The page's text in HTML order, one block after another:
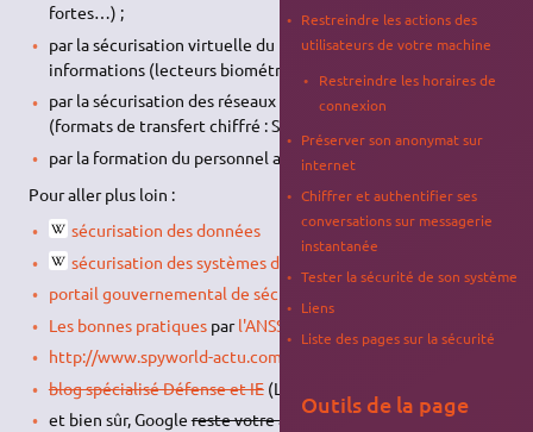
fortes…) ;
par la sécurisation virtuelle du matériel, des données et
informations (lecteurs biométriques, disques chiffrés…) ;
par la sécurisation des réseaux et des communications
(formats de transfert chiffré : SSH…) ;
par la formation du personnel aux risques.
Pour aller plus loin :
sécurisation des données
sécurisation des systèmes d'informations
portail gouvernemental de sécurité informatique
Les bonnes pratiquesparl'ANSSI
http://www.spyworld-actu.com/
blog spécialisé Défense et IE(Le Blog n'existe plus)
et bien sûr, Googlereste votre amiest unfaux ami. (ce lien
Restreindre les actions des
utilisateurs de votre machine
Restreindre les horaires de
connexion
Préserver son anonymat sur
internet
Chiffrer et authentifier ses
conversations sur messagerie
instantanée
Tester la sécurité de son système
Liens
Liste des pages sur la sécurité
Outils de la page